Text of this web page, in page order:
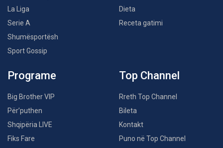
La Liga
Serie A
Shumësportësh
Sport Gossip
Dieta
Receta gatimi
Programe
Big Brother VIP
Për’puthen
Shqipëria LIVE
Fiks Fare
Top Channel
Rreth Top Channel
Bileta
Kontakt
Puno në Top Channel